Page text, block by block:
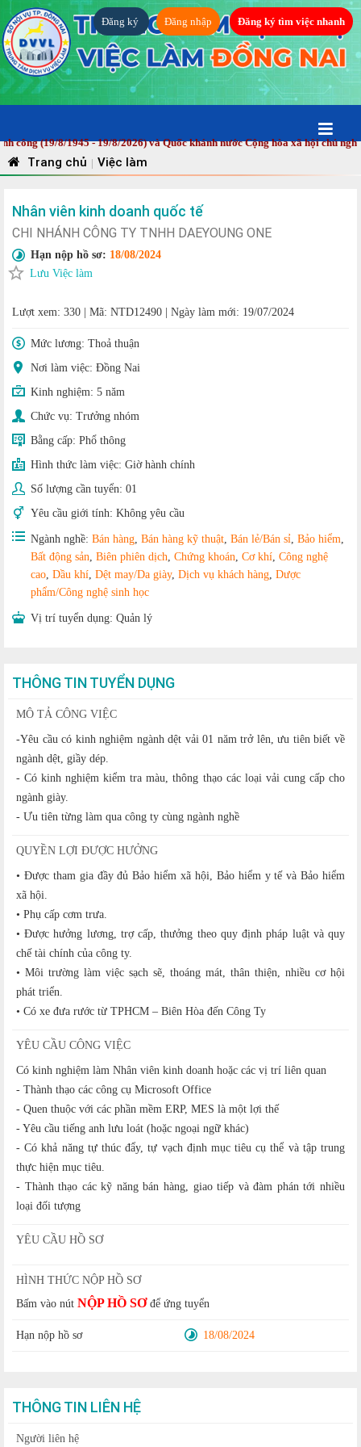
Đăng ký Đăng nhập Đăng ký tìm việc nhanh
(19/8/1945 - 19/8/2026) và Quốc khánh nước Cộng hòa xã hội chủ
Trang chủ | Việc làm
Nhân viên kinh doanh quốc tế
CHI NHÁNH CÔNG TY TNHH DAEYOUNG ONE
Hạn nộp hồ sơ: 18/08/2024
Lưu Việc làm
Lượt xem: 330 Mã: NTD12490 Ngày làm mới: 19/07/2024
Mức lương: Thoả thuận
Nơi làm việc: Đồng Nai
Kinh nghiệm: 5 năm
Chức vụ: Trưởng nhóm
Bằng cấp: Phổ thông
Hình thức làm việc: Giờ hành chính
Số lượng cần tuyển: 01
Yêu cầu giới tính: Không yêu cầu
Ngành nghề: Bán hàng, Bán hàng kỹ thuật, Bán lẻ/Bán sỉ, Bảo hiểm,
Bất động sản, Biên phiên dịch, Chứng khoán, Cơ khí, Công nghệ
cao, Dầu khí, Dệt may/Da giày, Dịch vụ khách hàng, Dược
phẩm/Công nghệ sinh học
Vị trí tuyển dụng: Quản lý
THÔNG TIN TUYỂN DỤNG
MÔ TẢ CÔNG VIỆC
-Yêu cầu có kinh nghiệm ngành dệt vải 01 năm trở lên, ưu tiên biết về
ngành dệt, giầy dép.
- Có kinh nghiệm kiểm tra màu, thông thạo các loại vải cung cấp cho
ngành giày.
- Ưu tiên từng làm qua công ty cùng ngành nghề
QUYỀN LỢI ĐƯỢC HƯỞNG
• Được tham gia đầy đủ Bảo hiểm xã hội, Bảo hiểm y tế và Bảo hiểm
xã hội.
• Phụ cấp cơm trưa.
• Được hưởng lương, trợ cấp, thưởng theo quy định pháp luật và quy
chế tài chính của công ty.
• Môi trường làm việc sạch sẽ, thoáng mát, thân thiện, nhiều cơ hội
phát triển.
• Có xe đưa rước từ TPHCM – Biên Hòa đến Công Ty
YÊU CẦU CÔNG VIỆC
Có kinh nghiệm làm Nhân viên kinh doanh hoặc các vị trí liên quan
- Thành thạo các công cụ Microsoft Office
- Quen thuộc với các phần mềm ERP, MES là một lợi thế
- Yêu cầu tiếng anh lưu loát (hoặc ngoại ngữ khác)
- Có khả năng tự thúc đẩy, tự vạch định mục tiêu cụ thể và tập trung
thực hiện mục tiêu.
- Thành thạo các kỹ năng bán hàng, giao tiếp và đàm phán tới nhiều
loại đối tượng
YÊU CẦU HỒ SƠ
HÌNH THỨC NỘP HỒ SƠ
Bấm vào nút NỘP HỒ SƠđể ứng tuyển
Hạn nộp hồ sơ 18/08/2024
THÔNG TIN LIÊN HỆ
Người liên hệ